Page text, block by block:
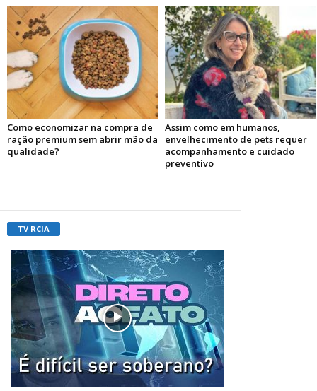
Como economizar na compra de
ração premium sem abrir mão da
qualidade?
Assim como em humanos,
envelhecimento de pets requer
acompanhamento e cuidado
preventivo
TV RCIA